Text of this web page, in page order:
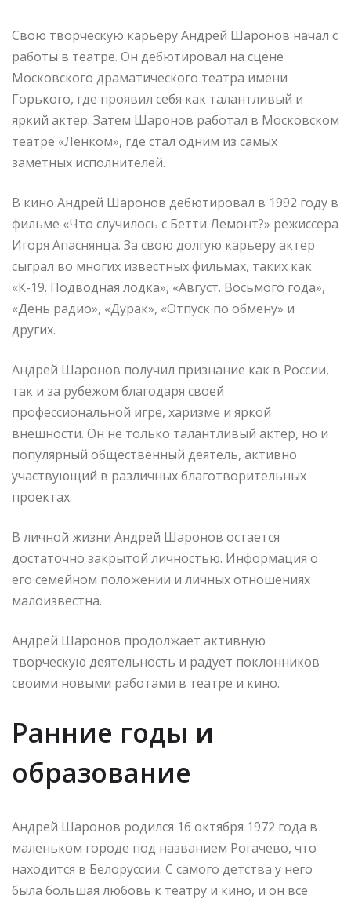
Свою творческую карьеру Андрей Шаронов начал с
работы в театре. Он дебютировал на сцене
Московского драматического театра имени
Горького, где проявил себя как талантливый и
яркий актер. Затем Шаронов работал в Московском
театре «Ленком», где стал одним из самых
заметных исполнителей.
В кино Андрей Шаронов дебютировал в 1992 году в
фильме «Что случилось с Бетти Лемонт?» режиссера
Игоря Апаснянца. За свою долгую карьеру актер
сыграл во многих известных фильмах, таких как
«К-19. Подводная лодка», «Август. Восьмого года»,
«День радио», «Дурак», «Отпуск по обмену» и
других.
Андрей Шаронов получил признание как в России,
так и за рубежом благодаря своей
профессиональной игре, харизме и яркой
внешности. Он не только талантливый актер, но и
популярный общественный деятель, активно
участвующий в различных благотворительных
проектах.
В личной жизни Андрей Шаронов остается
достаточно закрытой личностью. Информация о
его семейном положении и личных отношениях
малоизвестна.
Андрей Шаронов продолжает активную
творческую деятельность и радует поклонников
своими новыми работами в театре и кино.
Ранние годы и
образование
Андрей Шаронов родился 16 октября 1972 года в
маленьком городе под названием Рогачево, что
находится в Белоруссии. С самого детства у него
была большая любовь к театру и кино, и он все